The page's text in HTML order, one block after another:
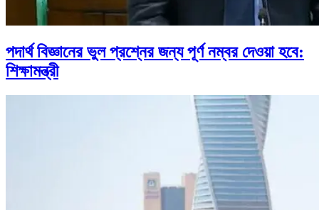
পদার্থ বিজ্ঞানের ভুল প্রশ্নের জন্য পূর্ণ নম্বর দেওয়া হবে:
শিক্ষামন্ত্রী